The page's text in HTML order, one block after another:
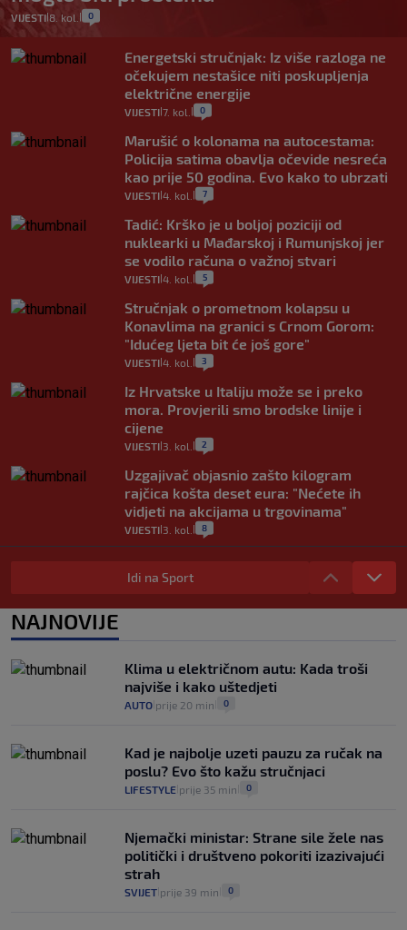
VIJESTI| 8. kol. 0
Energetski stručnjak: Iz više razloga ne
očekujem nestašice niti poskupljenja
električne energije
VIJESTI 7. kol. 0
Marušić o kolonama na autocestama:
Policija satima obavlja očevide nesreća
kao prije 50 godina. Evo kako to ubrzati
VIJESTI 4. kol. 7
Tadić: Krško je u boljoj poziciji od
nuklearki u Mađarskoj i Rumunjskoj jer
se vodilo računa o važnoj stvari
VIJESTI 4. kol. 5
Stručnjak o prometnom kolapsu u
Konavlima na granici s Crnom Gorom:
"Idućeg ljeta bit će još gore"
VIJESTI 4. kol. 3
Iz Hrvatske u Italiju može se i preko
mora. Provjerili smo brodske linije i
cijene
VIJESTI 3. kol. 2
Uzgajivač objasnio zašto kilogram
rajčica košta deset eura: "Nećete ih
vidjeti na akcijama u trgovinama"
VIJESTI 3. kol. 8
Selidba je jedno od stresnijih iskustava.
Evo aktualnih cijena i nekoliko savjeta
0
automobilom na Hvar iz Zagreba, a
koliko iz Osijeka
VIJESTI 14
Idi na Sport
NAJNOVIJE
Klima u električnom autu: Kada troši
najviše i kako uštedjeti
AUTO prije 20 min 0
Kad je najbolje uzeti pauzu za ručak na
poslu? Evo što kažu stručnjaci
LIFESTYLE prije 35 min 0
Njemački ministar: Strane sile žele nas
politički i društveno pokoriti izazivajući
strah
SVIJET prije 39 min 0